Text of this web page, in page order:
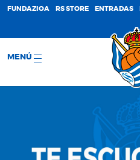
FUNDAZIOA RS STORE ENTRADAS
MENÚ